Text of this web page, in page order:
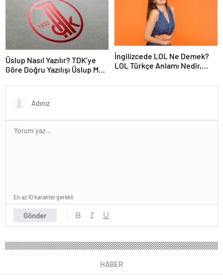
Üslup Nasıl Yazılır? TDK’ye
Göre Doğru Yazılışı Üslup Mu,
İngilizcede LOL Ne Demek?
LOL Türkçe Anlamı Nedir,
Gönder
En az 10 karakter gerekli
HABER